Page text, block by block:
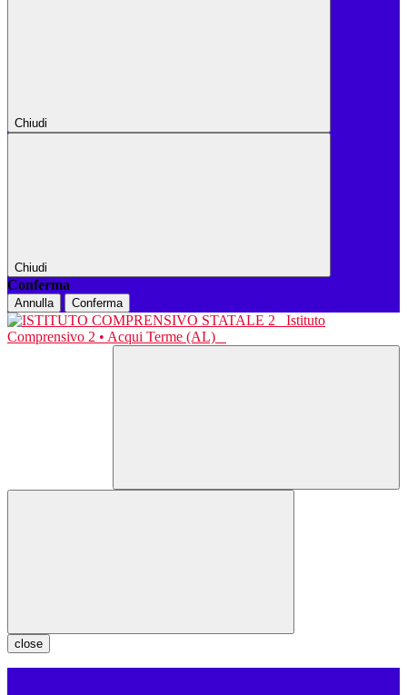
Chiudi
Chiudi
Conferma
Annulla Conferma
Istituto
Comprensivo 2 • Acqui Terme (AL)
close